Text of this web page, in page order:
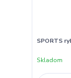
SPORTS
Skladom